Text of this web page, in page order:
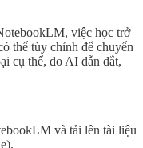
việc học trở
thể tùy chỉnh để chuyển
cụ thể, do AI dẫn dắt,
và tải lên tài liệu